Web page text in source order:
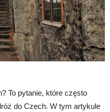
To pytanie, które często
do Czech. W tym artykule